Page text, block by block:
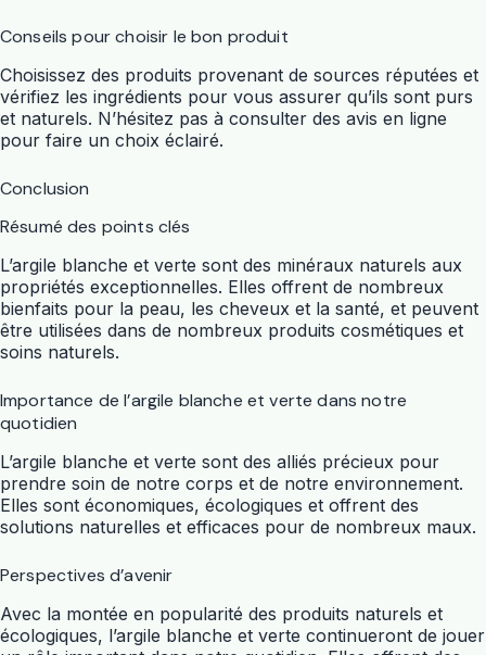
Conseils pour choisir le bon produit
Choisissez des produits provenant de sources réputées et
vérifiez les ingrédients pour vous assurer qu’ils sont purs
et naturels. N’hésitez pas à consulter des avis en ligne
pour faire un choix éclairé.
Conclusion
Résumé des points clés
L’argile blanche et verte sont des minéraux naturels aux
propriétés exceptionnelles. Elles offrent de nombreux
bienfaits pour la peau, les cheveux et la santé, et peuvent
être utilisées dans de nombreux produits cosmétiques et
soins naturels.
Importance de l’argile blanche et verte dans notre
quotidien
L’argile blanche et verte sont des alliés précieux pour
prendre soin de notre corps et de notre environnement.
Elles sont économiques, écologiques et offrent des
solutions naturelles et efficaces pour de nombreux maux.
Perspectives d’avenir
Avec la montée en popularité des produits naturels et
écologiques, l’argile blanche et verte continueront de jouer